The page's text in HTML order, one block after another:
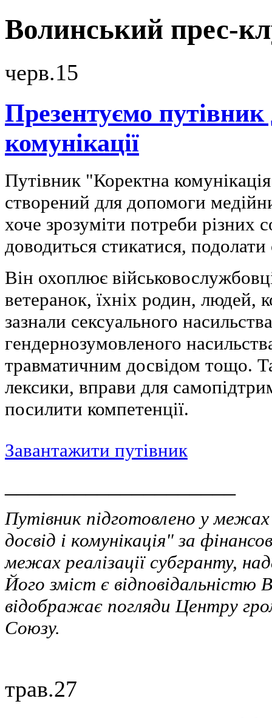
Волинський прес-
черв.15
Презентуємо путівник
комунікації
Путівник "Коректна
створений для допомоги
хоче зрозуміти потреби різних
доводиться стикатися,
Він охоплює
ветеранок, їхніх родин, людей,
зазнали сексуального
гендернозумовленого
травматичним досвідом тощо.
лексики, вправи для
посилити компетенції.
Завантажити путівник
Путівник підготовлено у
досвід і комунікація" за
межах реалізації субгранту,
Його зміст є відповідальністю
відображає погляди Центру
Союзу.
трав.27